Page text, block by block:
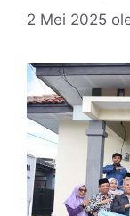
2 Mei 2025